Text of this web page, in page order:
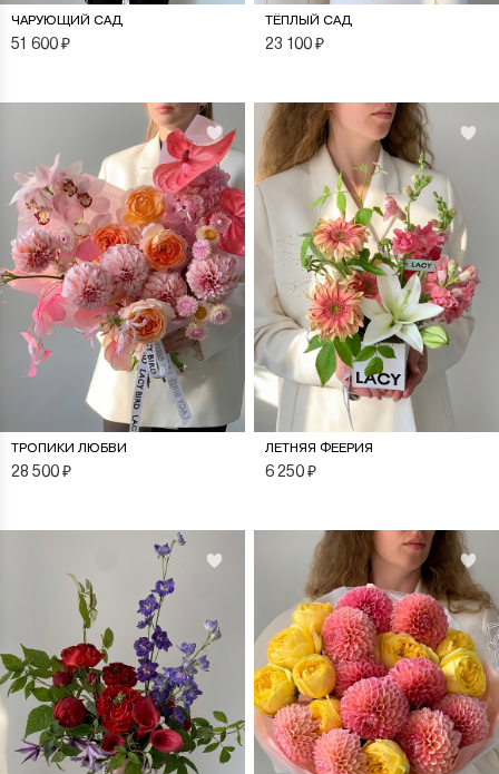
ЧАРУЮЩИЙ САД
51 600₽
ТЁПЛЫЙ САД
23 100₽
ТРОПИКИ ЛЮБВИ
28 500₽
ЛЕТНЯЯ ФЕЕРИЯ
6 250₽